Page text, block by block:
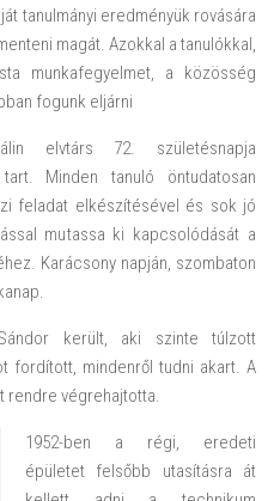
tanulmányi eredményük rovására
magát. Azokkal a tanulókkal,
munkafegyelmet, a közösség
fogunk eljárni
elvtárs 72. születésnapja
Minden tanuló öntudatosan
feladat elkészítésével és sok jó
mutassa ki kapcsolódását a
Karácsony napján, szombaton
került, aki szinte túlzott
fordított, mindenről tudni akart. A
rendre végrehajtotta.
1952-ben a régi, eredeti
épületet felsőbb utasításra át